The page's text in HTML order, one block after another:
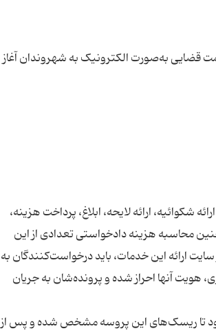
و انفورماتیک قوه‌قضاییه گفت: از ابتدای اردیبهشت‌ماه ارائه 14 خدمت قضایی به‌صورت الکترونیک به شهروندان آغاز
شکوائیه، ارائه لایحه، ابلاغ، پرداخت هزینه،
محاسبه هزینه دادخواستی تعدادی از این
ارائه این خدمات، باید درخواست‌کنندگان به
آنها احراز شده و پرونده‌شان به جریان
شهروندان ارائه می‌شود تا ریسک‌های این پروسه مشخص شده و پس از